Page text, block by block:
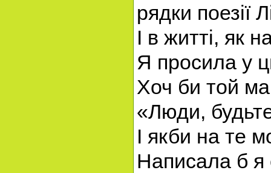
рядки поезії
І в житті, як
Я просила у
Хоч би той
«Люди,
І якби на те
Написала б я